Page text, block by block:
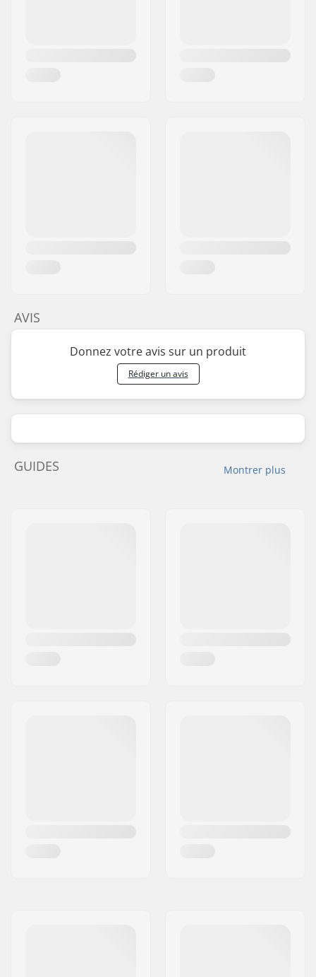
AVIS
Donnez votre avis sur un produit
Rédiger un avis
Montrer plus
GUIDES